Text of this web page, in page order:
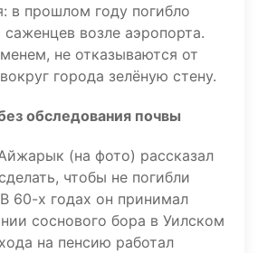
в прошлом году погибло
возле аэропорта.
не отказываются от
города зелёную стену.
обследования почвы
(на фото) рассказал
чтобы не погибли
60-х годах он принимал
соснового бора в Уилском
на пенсию работал